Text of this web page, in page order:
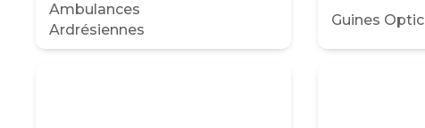
Ambulances
Ardrésiennes
Guines Optic